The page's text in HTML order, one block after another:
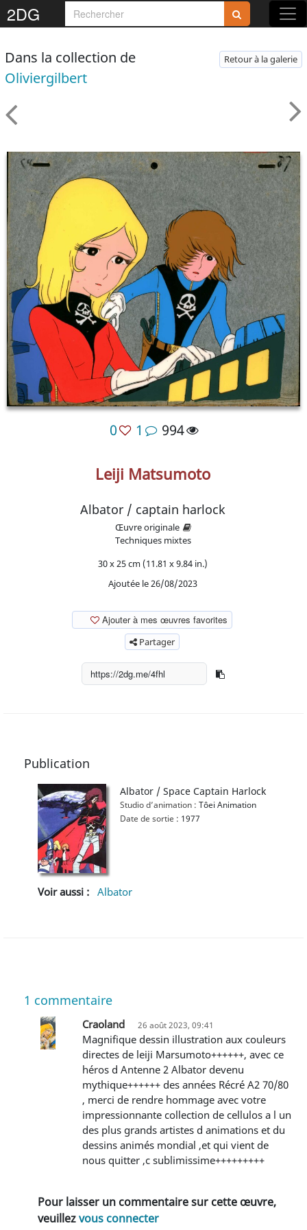
2DG
Dans la collection de
Oliviergilbert
Retour à la galerie
0 1 994
Leiji Matsumoto
Albator / captain harlock
Œuvre originale
Techniques mixtes
30 x 25 cm (11.81 x 9.84 in.)
Ajoutée le 26/08/2023
Ajouter à mes œuvres favorites
Partager
Publication
Albator / Space Captain Harlock
Studio d’animation : Tôei Animation
Date de sortie : 1977
Voir aussi : Albator
1 commentaire
Craoland 26 août 2023, 09:41
Magnifique dessin illustration aux couleurs
directes de leiji Marsumoto++++++, avec ce
héros d Antenne 2 Albator devenu
mythique++++++ des années Récré A2 70/80
, merci de rendre hommage avec votre
impressionnante collection de cellulos a l un
des plus grands artistes d animations et du
dessins animés mondial ,et qui vient de
nous quitter ,c sublimissime+++++++++
Pour laisser un commentaire sur cette œuvre,
veuillezvous connecter